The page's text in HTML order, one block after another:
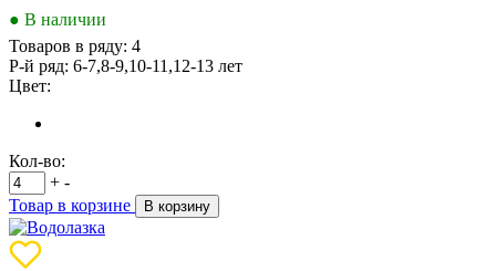
● В наличии
Товаров в ряду: 4
Р-й ряд: 6-7,8-9,10-11,12-13 лет
Цвет:
Кол-во:
+ -
Товар в корзине
В корзину